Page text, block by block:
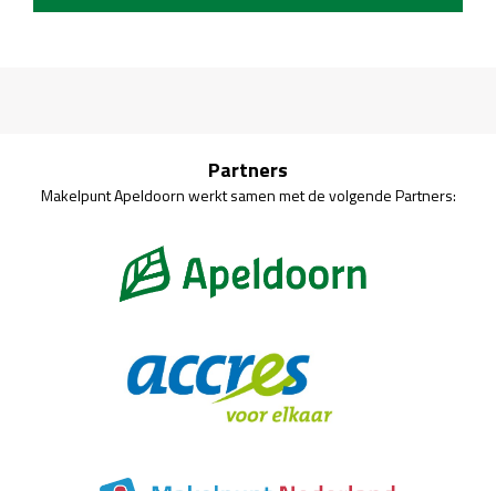
Partners
Makelpunt Apeldoorn werkt samen met de volgende Partners: